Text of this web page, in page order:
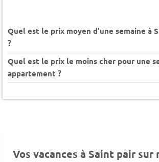
Quel est le prix moyen d’une semaine à
?
Quel est le prix le moins cher pour une
appartement ?
Vos vacances à Saint pair sur